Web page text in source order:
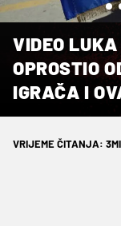
Infantes
VIDEO
OPROSTIO
IGRAČA I
VRIJEME ČITANJA: